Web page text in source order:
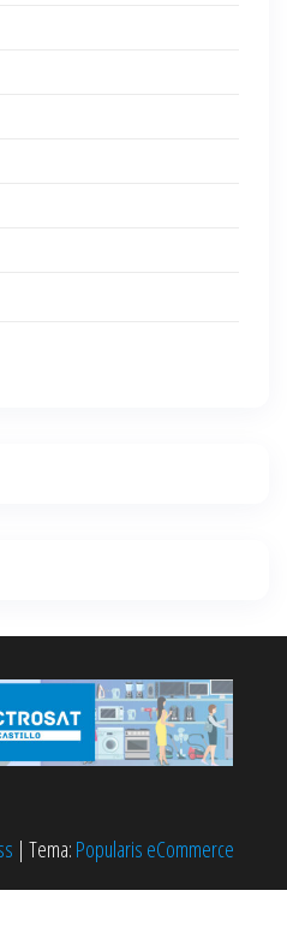
| Tema: Popularis eCommerce